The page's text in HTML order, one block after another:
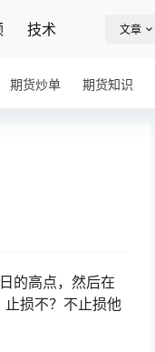
技术 文章
期货炒单 期货知识
的高点，然后在
损不？不止损他